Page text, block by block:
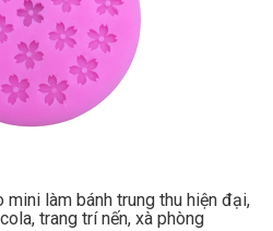
mini làm bánh trung thu hiện đại,
trang trí nến, xà phòng